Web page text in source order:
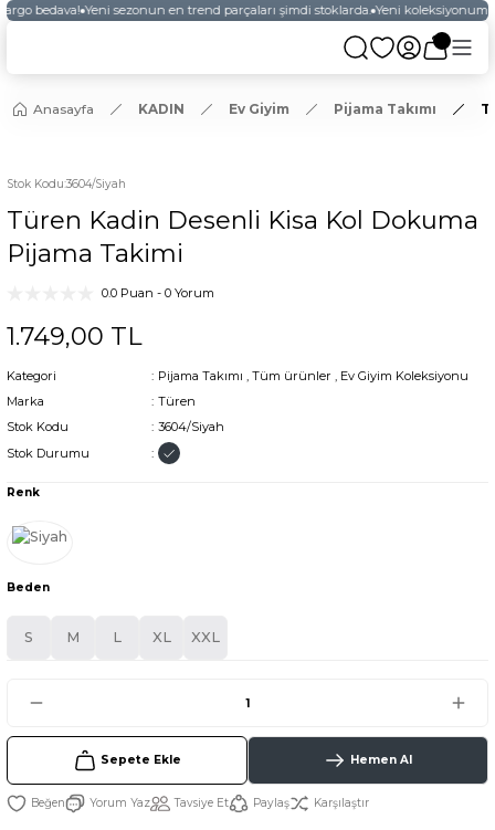
bedava! Yeni sezonun en trend parçaları şimdi stoklarda. Yeni
Anasayfa KADIN Ev Giyim Pijama Takımı
Stok Kodu:3604/Siyah
Türen Kadin Desenli Kisa Kol Dokuma
Pijama Takimi
0.0 Puan - 0 Yorum
1.749,00 TL
Kategori Pijama Takımı , Tüm ürünler , Ev Giyim Koleksiyonu
Marka
Türen
Stok Kodu
3604/Siyah
Stok Durumu
Renk
Beden
S M L XL XXL
Sepete Ekle Hemen Al
Yorum Yaz Tavsiye Et Paylaş Karşılaştır